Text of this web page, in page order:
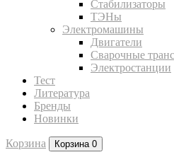
Стабилизаторы
ТЭНы
Электромашины
Двигатели
Сварочные
Электростанции
Тест
Литература
Бренды
Новинки
Корзина Корзина 0